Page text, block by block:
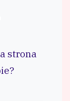
strona